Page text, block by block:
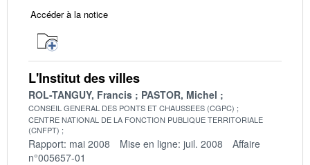
Accéder à la notice
L'Institut des villes
ROL-TANGUY, Francis PASTOR, Michel
CONSEIL GENERAL DES PONTS ET CHAUSSEES (CGPC)
CENTRE NATIONAL DE LA FONCTION PUBLIQUE TERRITORIALE
(CNFPT)
Rapport: mai 2008 Mise en ligne: juil. 2008
Affaire
n°005657-01